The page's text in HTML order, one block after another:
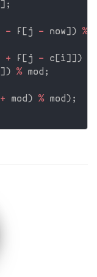
] ;
- f [ j - now] ) %
+ f [ j - c [i] ] )
] ) % mod ;
+ mod) % mod) ;